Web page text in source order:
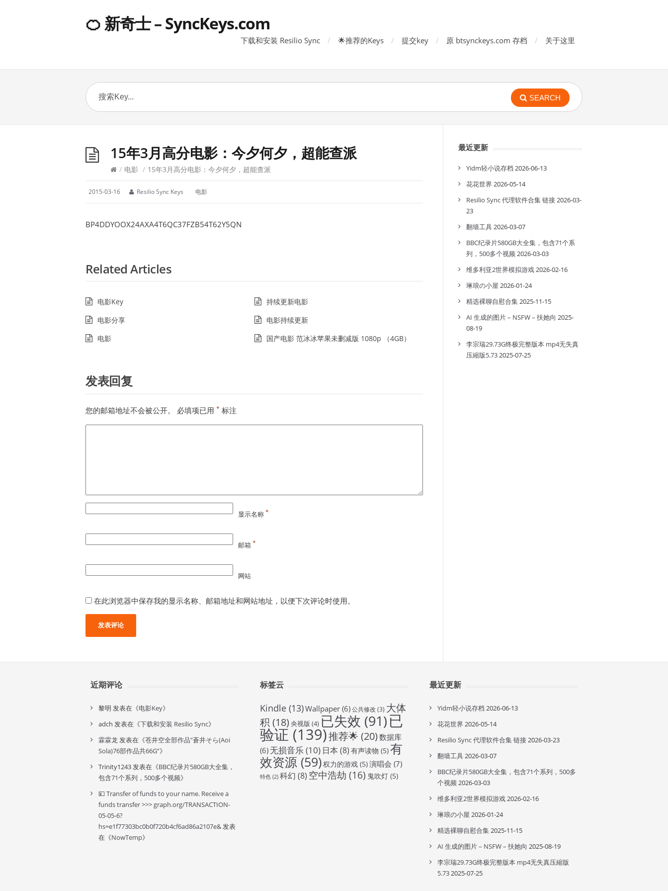
🍊 新奇士 – SyncKeys.com
下载和安装 Resilio Sync 🌟推荐的Keys 提交key 原 btsynckeys.com 存档 关于这里
SEARCH
15年3月高分电影：今夕何夕，超能查派
/ 电影 / 15年3月高分电影：今夕何夕，超能查派
2015-03-16 Resilio Sync Keys 电影
BP4DDYOOX24AXA4T6QC37FZB54T62Y5QN
Related Articles
电影Key
持续更新电影
电影分享
电影持续更新
电影
国产电影 范冰冰苹果未删减版 1080p （4GB）
发表回复
您的邮箱地址不会被公开。 必填项已用 * 标注
显示名称*
邮箱*
网站
在此浏览器中保存我的显示名称、邮箱地址和网站地址，以便下次评论时使用。
最近更新
Yidm轻小说存档 2026-06-13
花花世界 2026-05-14
Resilio Sync 代理软件合集 链接2026-03-
23
翻墙工具2026-03-07
BBC纪录片580GB大全集，包含71个系
列，500多个视频2026-03-03
维多利亚2世界模拟游戏2026-02-16
琳琅の小屋 2026-01-24
精选裸聊自慰合集2025-11-15
AI 生成的图片 – NSFW – 扶她向 2025-
08-19
李宗瑞29.73G终极完整版本 mp4无失真
压縮版5.732025-07-25
近期评论
黎明 发表在《电影Key》
adch 发表在《下载和安装 Resilio Sync》
霖霖龙发表在《苍井空全部作品”蒼井そら(Aoi
Sola)76部作品共66G”》
Trinity1243发表在《BBC纪录片580GB大全集，
包含71个系列，500多个视频》
💴 Transfer of funds to your name. Receive a
funds transfer >>> graph.org/TRANSACTION-
05-05-6?
hs=e1f77303bc0b0f720b4cf6ad86a2107e&发表
在《NowTemp》
标签云
Kindle (13)Wallpaper (6)公共修改 (3) 大体
积 (18) 央视版 (4) 已失效 (91)已
验证 (139)推荐🌟 (20) 数据库
(6) 无损音乐(10) 日本 (8) 有声读物 (5)有
效资源 (59)权力的游戏 (5)演唱会 (7)
特色 (2) 科幻 (8) 空中浩劫 (16) 鬼吹灯 (5)
最近更新
Yidm轻小说存档 2026-06-13
花花世界 2026-05-14
Resilio Sync 代理软件合集 链接2026-03-23
翻墙工具2026-03-07
BBC纪录片580GB大全集，包含71个系列，500多
个视频2026-03-03
维多利亚2世界模拟游戏2026-02-16
琳琅の小屋 2026-01-24
精选裸聊自慰合集2025-11-15
AI 生成的图片 – NSFW – 扶她向 2025-08-19
李宗瑞29.73G终极完整版本 mp4无失真压縮版
5.732025-07-25